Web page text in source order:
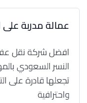
عمالة مدربة
افضل شركة نقل
النسر السعودي
تجعلها قادرة
واحترافية